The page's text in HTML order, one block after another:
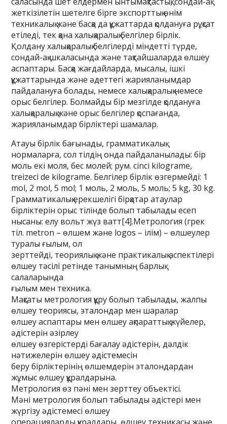
жеткізілетін шетелге бірге экспорттық өнім
техникалық және басқа да құжаттарда қолдануға рұқсат
етіледі, тек қана халықаралық белгілер бірлік.
Қолдану халықаралық белгілерді міндетті түрде,
сондай-ақ шкаласында және тақтайшаларда өлшеу
аспаптары. Басқа жағдайларда, мысалы, ішкі
құжаттарында және әдеттегі жарияланымдар
пайдалануға болады, немесе халықаралық немесе
орыс белгілер. Болмайды бір мезгілде қолдануға
халықаралық және орыс белгілер қоспағанда,
жарияланымдар бірліктері шамалар.
Атауы бірлік бағынады, грамматикалық
нормаларға, сол тілдің онда пайдаланылады: бір
моль екі моля, бес молей; рум. cinci kilograme,
treizeci de kilograme. Белгілер бірлік өзгермейді: 1
mol, 2 mol, 5 mol; 1 моль, 2 моль, 5 моль; 5 kg, 30 kg.
Грамматикалық ерекшелігі бірқатар атаулар
бірліктерін орыс тілінде болып табылады есеп
нысаны: елу вольт жүз ватт[4].Метрология (грек
тіл. metron – өлшем және logos – ілім) – өлшеулер
туралы ғылым, ол
зерттейді, теориялық және практикалық аспектілері
өлшеу тәсілі ретінде танымның барлық
салаларында
ғылым мен техника.
Мақсаты метрология құру болып табылады, жалпы
өлшеу теориясы, эталондар мен шаралар
өлшеу аспаптары мен өлшеу ақпараттық жүйелер,
әдістерін әзірлеу
өлшеу өзгерістерді бағалау әдістерін, дәлдік
нәтижелерін өлшеу әдістемесін
беру бірліктерінің өлшемдерін эталондардан
жұмыс өлшеу құралдарына.
Метрология өз пәні мен зерттеу объектісі.
Мәні метрология болып табылады әдістері мен
жүргізу әдістемесі өлшеу